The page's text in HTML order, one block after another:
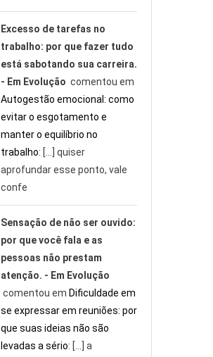
Excesso de tarefas no
trabalho: por que fazer tudo
está sabotando sua carreira.
- Em Evolução comentou em
Autogestão emocional: como
evitar o esgotamento e
manter o equilíbrio no
trabalho: […] quiser
aprofundar esse ponto, vale
confe
Sensação de não ser ouvido:
por que você fala e as
pessoas não prestam
atenção. - Em Evolução
comentou em Dificuldade em
se expressar em reuniões: por
que suas ideias não são
levadas a sério: […] a